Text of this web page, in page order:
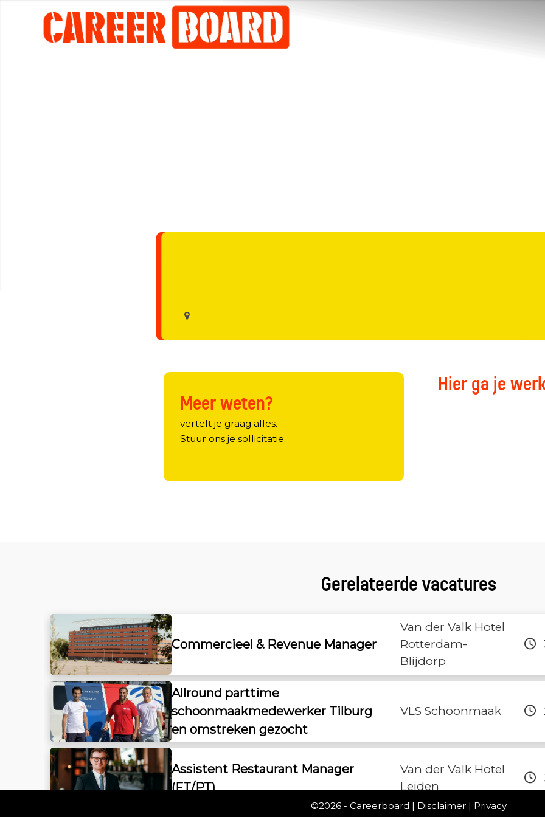
Meer weten?
vertelt je graag alles.
Stuur ons je sollicitatie.
Hier ga je
Gerelateerde vacatures
Commercieel & Revenue Manager
Van der Valk Hotel
Rotterdam-
Blijdorp
Allround parttime
schoonmaakmedewerker Tilburg
en omstreken gezocht
VLS Schoonmaak
Assistent Restaurant Manager
(FT/PT)
Van der Valk Hotel
Leiden
©2026 - Careerboard | Disclaimer | Privacy